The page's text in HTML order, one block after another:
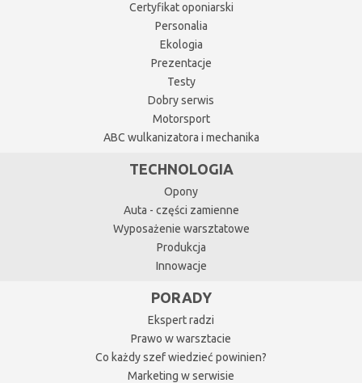
Certyfikat oponiarski
Personalia
Ekologia
Prezentacje
Testy
Dobry serwis
Motorsport
ABC wulkanizatora i mechanika
TECHNOLOGIA
Opony
Auta - części zamienne
Wyposażenie warsztatowe
Produkcja
Innowacje
PORADY
Ekspert radzi
Prawo w warsztacie
Co każdy szef wiedzieć powinien?
Marketing w serwisie